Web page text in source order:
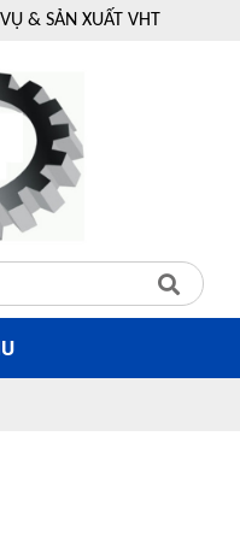
& SẢN XUẤT VHT